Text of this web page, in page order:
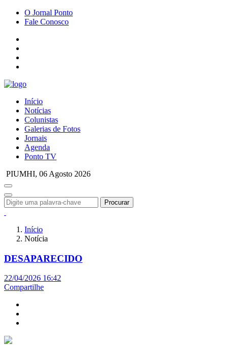
O Jornal Ponto
Fale Conosco
Início
Notícias
Colunistas
Galerias de Fotos
Jornais
Agenda
Ponto TV
PIUMHI, 06 Agosto 2026
Procurar
Início
Notícia
DESAPARECIDO
22/04/2026 16:42
Compartilhe